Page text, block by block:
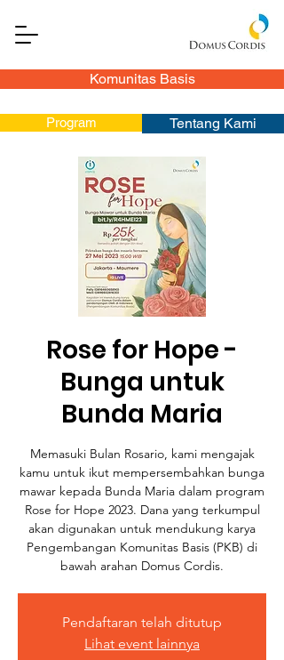
Komunitas Basis
Program Tentang Kami
Rose for Hope -
Bunga untuk
Bunda Maria
Memasuki Bulan Rosario, kami mengajak
kamu untuk ikut mempersembahkan bunga
mawar kepada Bunda Maria dalam program
Rose for Hope 2023. Dana yang terkumpul
akan digunakan untuk mendukung karya
Pengembangan Komunitas Basis (PKB) di
bawah arahan Domus Cordis.
Pendaftaran telah ditutup
Lihat event lainnya